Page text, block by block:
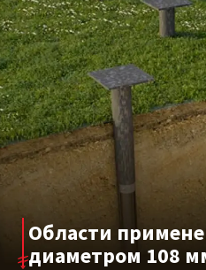
Области
диаметром 108